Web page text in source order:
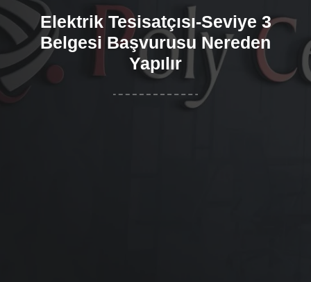
Elektrik Tesisatçısı-Seviye 3
Belgesi Başvurusu Nereden
Yapılır